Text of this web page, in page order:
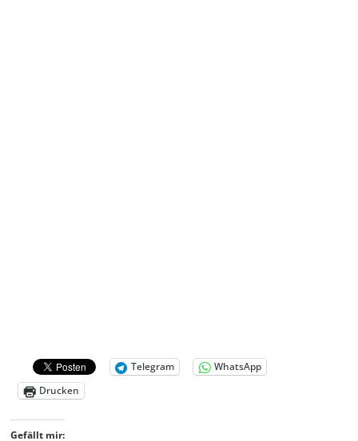
Telegram
WhatsApp
Drucken
Gefällt mir: